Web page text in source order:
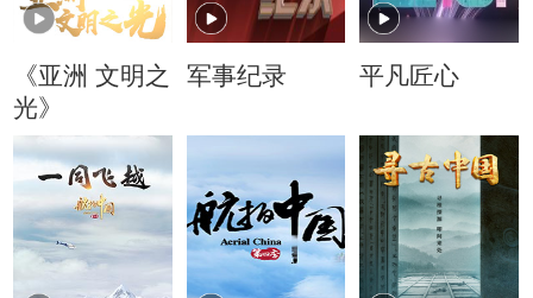
《亚洲 文明之
光》
军事纪录 平凡匠心